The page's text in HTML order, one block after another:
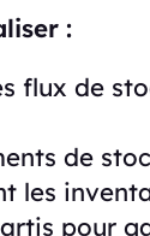
:
flux de
de
les
pour